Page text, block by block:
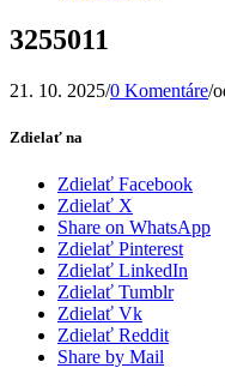
3255011
21. 10. 2025/0 Komentáre/
Zdielať na
Zdielať Facebook
Zdielať X
Share on WhatsApp
Zdielať Pinterest
Zdielať LinkedIn
Zdielať Tumblr
Zdielať Vk
Zdielať Reddit
Share by Mail